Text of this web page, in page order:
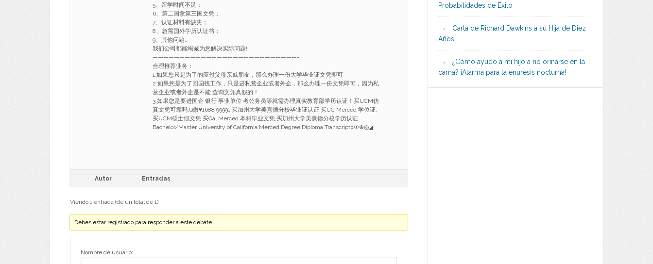
5、留学时间不足；
6、第二国拿第三国文凭；
7、认证材料有缺失；
8、急需国外学历认证书；
9、其他问题。
我们公司都能竭诚为您解决实际问题!
———————————————————————————-
合理推荐业务：
1.如果您只是为了的应付父母亲戚朋友，那么办理一份大学毕业证文凭即可
2.如果您是为了回国找工作，只是进私营企业或者外企，那么办理一份文凭即可，因为私
营企业或者外企是不能 查询文凭真假的！
3.如果您是要进国企 银行 事业单位 考公务员等就需办理真实教育部学历认证！买UCM仿
真文凭可靠吗,Q微♥1688 99991,买加州大学美熹德分校毕业证认证,买UC Merced 学位证,
买UCM硕士假文凭,买Cal Merced 本科毕业文凭,买加州大学美熹德分校学历认证
Bachelor/Master University of California Merced Degree Diploma Transcript○①⊕◎◢
Autor Entradas
Viendo 1 entrada (de un total de 1)
Debes estar registrado para responder a este debate.
Nombre de usuario:
Probabilidades de Éxito
Carta de Richard Dawkins a su Hija de Diez
Años
¿Cómo ayudo a mi hijo a no orinarse en la
cama? ¡Alarma para la enuresis nocturna!